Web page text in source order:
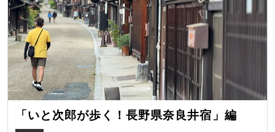
「いと次郎が歩く！長野県奈良井宿」編